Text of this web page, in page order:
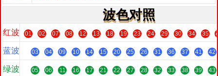
波色对照
红波 01 02 07 08 12 13 18 19 23 24 29 30 34 35
蓝波 03 04 09 10 14 15 20 25 26 31 36 37 41 42
绿波 05 06 11 16 17 21 22 27 28 32 33 38 39 43